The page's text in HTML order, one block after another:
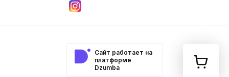
Сайт работает на
платформе
Dzumba